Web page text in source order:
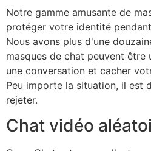
Notre gamme amusante de
protéger votre identité
Nous avons plus d'une
masques de chat peuvent être
une conversation et cacher
Peu importe la situation, il est
rejeter.
Chat vidéo